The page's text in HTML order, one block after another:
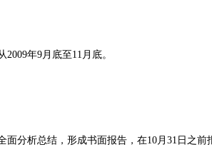
年9月底至11月底。
析总结，形成书面报告，在10月31日之前